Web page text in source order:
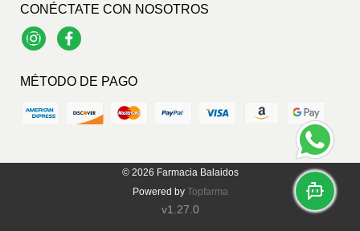
CONÉCTATE CON NOSOTROS
InstagramFacebook
MÉTODO DE PAGO
© 2026 Farmacia Balaidos
Powered by Topfarma
v1.27.0